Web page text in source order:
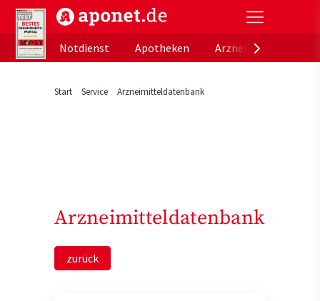
aponet.de - Das offizielle Gesundheitsportal der
Notdienst
Apotheken
Start Service Arzneimitteldatenbank
Arzneimitteldatenbank
zurück